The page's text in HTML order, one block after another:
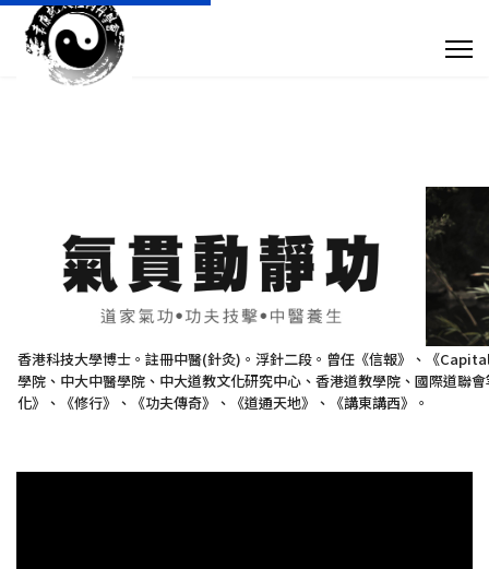
欄 文 章
搜尋
+852 28932893
taoistyuen@gmail.com
香港科技大學博士。註冊中醫(針灸)。浮針二段。曾任《信報》、《
學院、中大中醫學院、中大道教文化研究中心、香港道教學院、國際道聯
化》、《修行》、《功夫傳奇》、《道通天地》、《講東講西》。